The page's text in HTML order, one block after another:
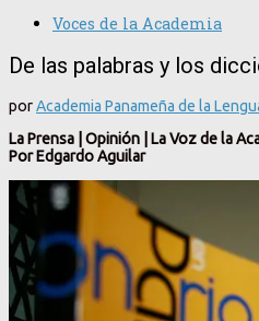
Voces de la Academia
De las palabras y los
porAcademia Panameña de la
La Prensa | Opinión | La Voz de la
Por Edgardo Aguilar